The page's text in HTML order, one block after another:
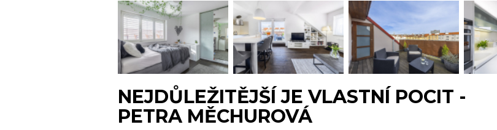
NEJDŮLEŽITĚJŠÍ JE VLASTNÍ POCIT -
PETRA MĚCHUROVÁ